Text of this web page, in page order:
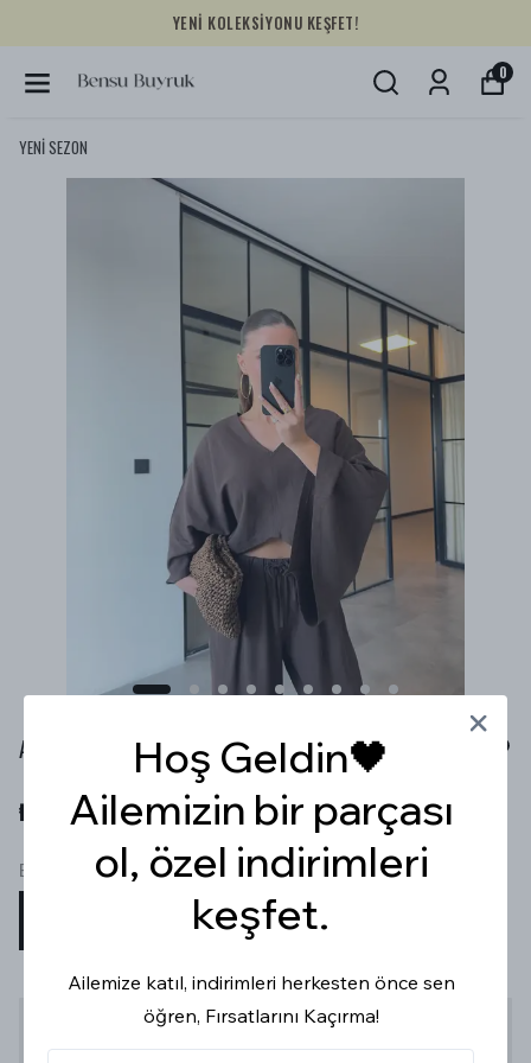
YENİ KOLEKSİYONU KEŞFET!
0
YENİ SEZON
ASİMETRİK KETEN KAHVE PANÇO PALAZZO TAKIM
₺ 1,599.99
Beden
Stoğa Gelince Haber Ver
Hoş Geldin🖤
Ailemizin bir parçası
ol, özel indirimleri
keşfet.
Ailemize katıl, indirimleri herkesten önce sen
öğren, Fırsatlarını Kaçırma!